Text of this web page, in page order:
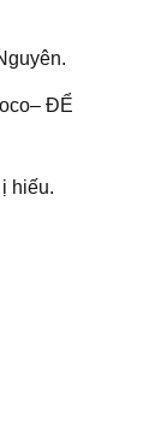
ĐỂ
hiếu.